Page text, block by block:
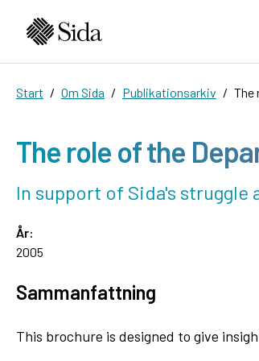
Start Om Sida Publikationsarkiv The
The role of the
In support of Sida's struggle
År:
2005
Sammanfattning
This brochure is designed to give